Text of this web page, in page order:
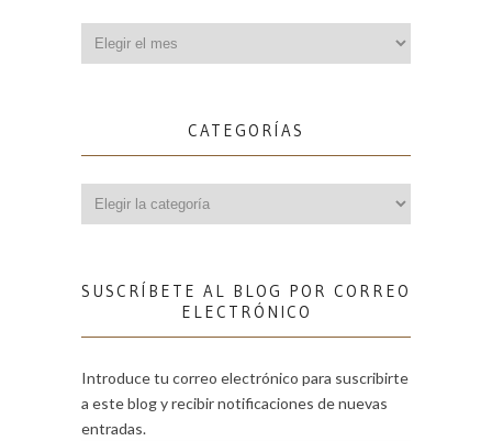
CATEGORÍAS
SUSCRÍBETE AL BLOG POR CORREO
ELECTRÓNICO
Introduce tu correo electrónico para suscribirte
a este blog y recibir notificaciones de nuevas
entradas.